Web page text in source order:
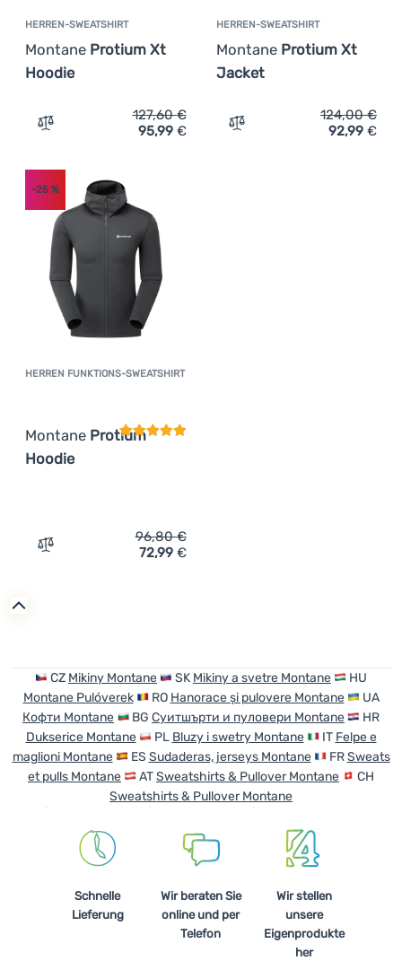
HERREN-SWEATSHIRT
Montane Protium Xt
Hoodie
Zum Vergleich 'Herren-Sweatshirt Montane Protium Xt
127,60€
95,99 €
HERREN-SWEATSHIRT
Montane Protium Xt
Jacket
Zum Vergleich 'Herren-
124,00€
92,99 €
HERREN FUNKTIONS-SWEATSHIRT
Montane Protium
Hoodie
Kundenbewertung
-25 %
Zum Vergleich 'Herren Funktions-Sweatshirt Montane
96,80€
72,99 €
CZ Mikiny Montane SK Mikiny a svetre Montane
HU
Montane Pulóverek
RO Hanorace și pulovere Montane
UA
Кофти Montane
BG Суитшърти и пуловери Montane
HR
Dukserice Montane
PL Bluzy i swetry Montane IT Felpe e
maglioni Montane
ES Sudaderas, jerseys Montane FRSweats
et pulls Montane
ATSweatshirts & Pullover Montane
CH
Sweatshirts & Pullover Montane
Schnelle
Lieferung
Wir beraten Sie
online und per
Telefon
Wir stellen
unsere
Eigenprodukte
her